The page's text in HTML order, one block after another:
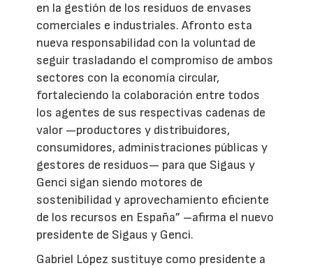
en la gestión de los residuos de envases
comerciales e industriales. Afronto esta
nueva responsabilidad con la voluntad de
seguir trasladando el compromiso de ambos
sectores con la economía circular,
fortaleciendo la colaboración entre todos
los agentes de sus respectivas cadenas de
valor —productores y distribuidores,
consumidores, administraciones públicas y
gestores de residuos— para que Sigaus y
Genci sigan siendo motores de
sostenibilidad y aprovechamiento eficiente
de los recursos en España” –afirma el nuevo
presidente de Sigaus y Genci.
Gabriel López sustituye como presidente a